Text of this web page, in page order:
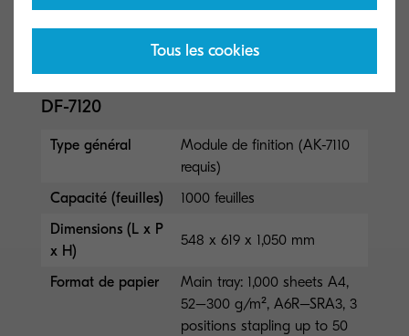
A4/A3 at 3 positions
DF-7120
Type général
Module de finition (AK-7110
requis)
Capacité (feuilles)
1000 feuilles
Dimensions (L x P
x H)
548 x 619 x 1,050 mm
Format de papier
Main tray: 1,000 sheets A4,
52–300 g/m², A6R–SRA3, 3
positions stapling up to 50
Tous les cookies